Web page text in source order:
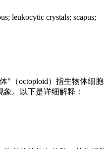
leukocytic crystals; scapus;
"（octoploid）指生物体细胞
。以下是详细解释：